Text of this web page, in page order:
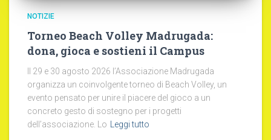
NOTIZIE
Torneo Beach Volley Madrugada:
dona, gioca e sostieni il Campus
Il 29 e 30 agosto 2026 l’Associazione Madrugada
organizza un coinvolgente torneo di Beach Volley, un
evento pensato per unire il piacere del gioco a un
concreto gesto di sostegno per i progetti
dell’associazione. Lo
Leggi tutto